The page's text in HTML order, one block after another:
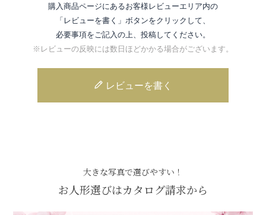
購入商品ページにあるお客様レビューエリア内の
「レビューを書く」ボタンをクリックして、
必要事項をご記入の上、投稿してください。
※レビューの反映には数日ほどかかる場合がございます。
レビューを書く
大きな写真で選びやすい！
お人形選びはカタログ請求から